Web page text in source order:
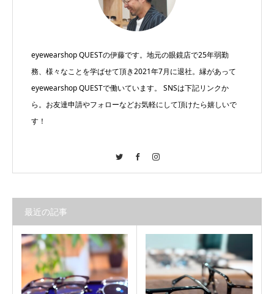
eyewearshop QUESTの伊藤です。地元の眼鏡店で25年弱勤
務、様々なことを学ばせて頂き2021年7月に退社。縁があって
eyewearshop QUESTで働いています。 SNSは下記リンクか
ら。お友達申請やフォローなどお気軽にして頂けたら嬉しいで
す！
最近の記事